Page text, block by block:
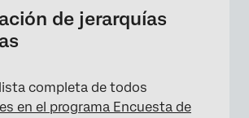
de jerarquías
completa de todos
en el programa Encuesta de